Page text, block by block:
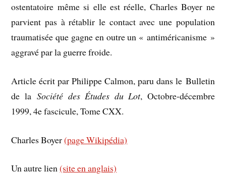
ostentatoire même si elle est réelle, Charles Boyer ne
parvient pas à rétablir le contact avec une population
traumatisée que gagne en outre un « antiméricanisme »
aggravé par la guerre froide.
Article écrit par Philippe Calmon, paru dans le Bulletin
de laSociété des Études du Lot, Octobre-décembre
1999, 4e fascicule, Tome CXX.
Charles Boyer(page Wikipédia)
Un autre lien(site en anglais)